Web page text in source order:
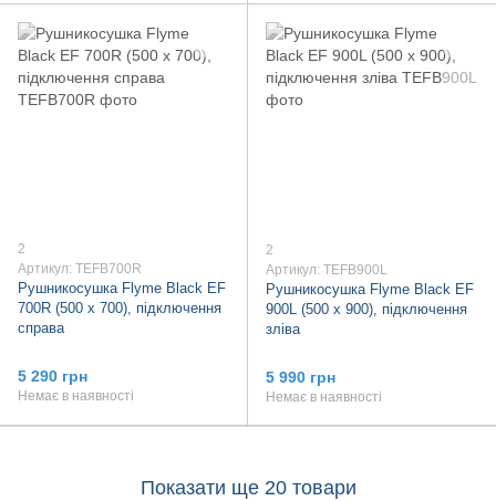
2
Артикул: TEFB700R
Рушникосушка Flyme Black EF
700R (500 х 700), підключення
справа
5 290 грн
Немає в наявності
2
Артикул: TEFB900L
Рушникосушка Flyme Black EF
900L (500 х 900), підключення
зліва
5 990 грн
Немає в наявності
Показати ще 20 товари